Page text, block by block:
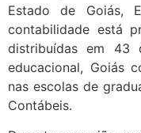
Estado de Goiás,
contabilidade está
distribuídas em 43
educacional, Goiás
nas escolas de
Contábeis.